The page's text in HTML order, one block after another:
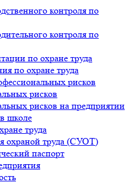
контроля по
контроля по
по охране труда
по охране труда
рисков
рисков
рисков на предприятии
школе
труда
охраной труда (СУОТ)
паспорт